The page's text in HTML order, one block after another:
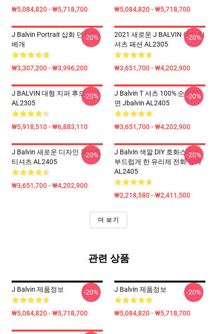
₩5,084,820 - ₩5,718,700 ₩5,084,820 - ₩5,718,700
J Balvin Portrait 삽화 던지기
베개
₩3,307,200 - ₩3,996,200
-20%
2021 새로운 J BALVIN 아이 티
셔츠 패션 AL2305
₩3,651,700 - ₩4,202,900
-20%
J BALVIN 대형 지퍼 후드
AL2305
₩5,918,510 - ₩6,883,110
-20%
J Balvin T 셔츠 100% 순수한
면 Jbalvin AL2405
₩3,651,700 - ₩4,202,900
-20%
J Balvin 새로운 디자인 클래식
티셔츠 AL2405
₩3,651,700 - ₩4,202,900
-20%
J Balvin 색깔 DIY 호화스러운
부드럽게 한 유리제 전화 상자
AL2405
₩2,218,580 - ₩2,411,500
-20%
더 보기
관련 상품
J Balvin 제품정보
₩5,084,820 - ₩5,718,700
-20% J Balvin 제품정보
₩5,084,820 - ₩5,718,700
-20%